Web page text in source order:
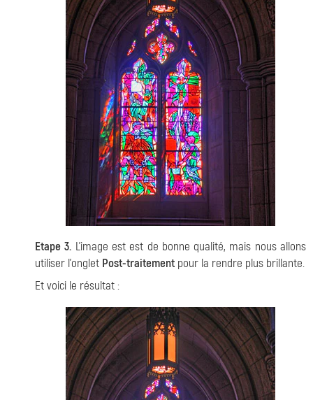
Etape 3. L'image est est de bonne qualité, mais nous allons
utiliser l'onglet Post-traitement pour la rendre plus brillante.
Et voici le résultat :